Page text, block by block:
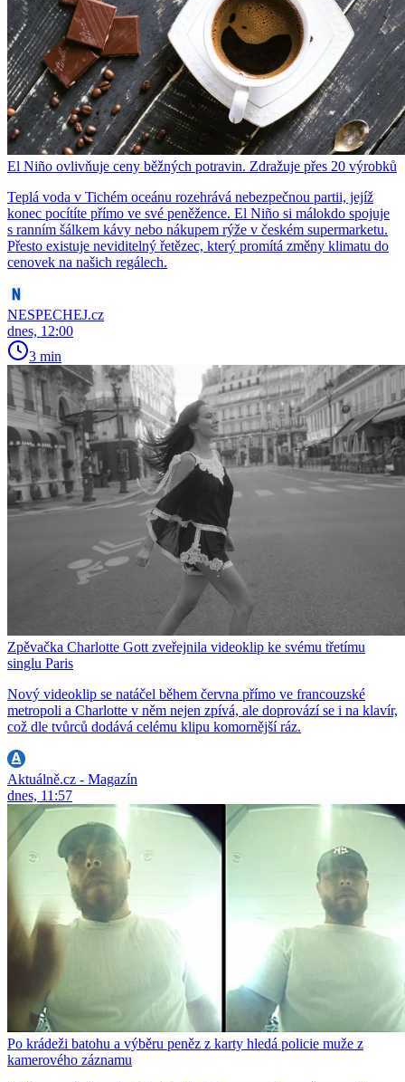
El Niño ovlivňuje ceny běžných potravin. Zdražuje přes 20 výrobků
Teplá voda v Tichém oceánu rozehrává nebezpečnou partii, jejíž
konec pocítíte přímo ve své peněžence. El Niño si málokdo spojuje
s ranním šálkem kávy nebo nákupem rýže v českém supermarketu.
Přesto existuje neviditelný řetězec, který promítá změny klimatu do
cenovek na našich regálech.
NESPECHEJ.cz
dnes, 12:00
3 min
Zpěvačka Charlotte Gott zveřejnila videoklip ke svému třetímu
singlu Paris
Nový videoklip se natáčel během června přímo ve francouzské
metropoli a Charlotte v něm nejen zpívá, ale doprovází se i na klavír,
což dle tvůrců dodává celému klipu komornější ráz.
Aktuálně.cz - Magazín
dnes, 11:57
Po krádeži batohu a výběru peněz z karty hledá policie muže z
kamerového záznamu